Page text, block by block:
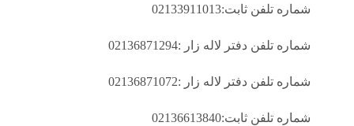
شماره تلفن ثابت:02133911013
شماره تلفن دفتر لاله زار :02136871294
شماره تلفن دفتر لاله زار :02136871072
شماره تلفن ثابت:02136613840